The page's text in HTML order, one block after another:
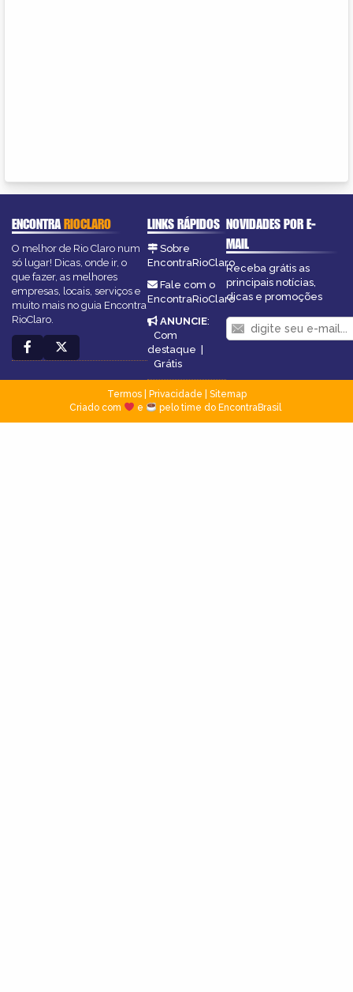
ENCONTRARIOCLARO
O melhor de Rio Claro num
só lugar! Dicas, onde ir, o
que fazer, as melhores
empresas, locais, serviços e
muito mais no guia Encontra
RioClaro.
LINKS RÁPIDOS
Sobre
EncontraRioClaro
Fale com o
EncontraRioClaro
ANUNCIE:
Com
destaque |
Grátis
NOVIDADES POR E-
MAIL
Receba grátis as
principais notícias,
dicas e promoções
Termos| Privacidade
Sitemap
Criado com
e pelo time do EncontraBrasil